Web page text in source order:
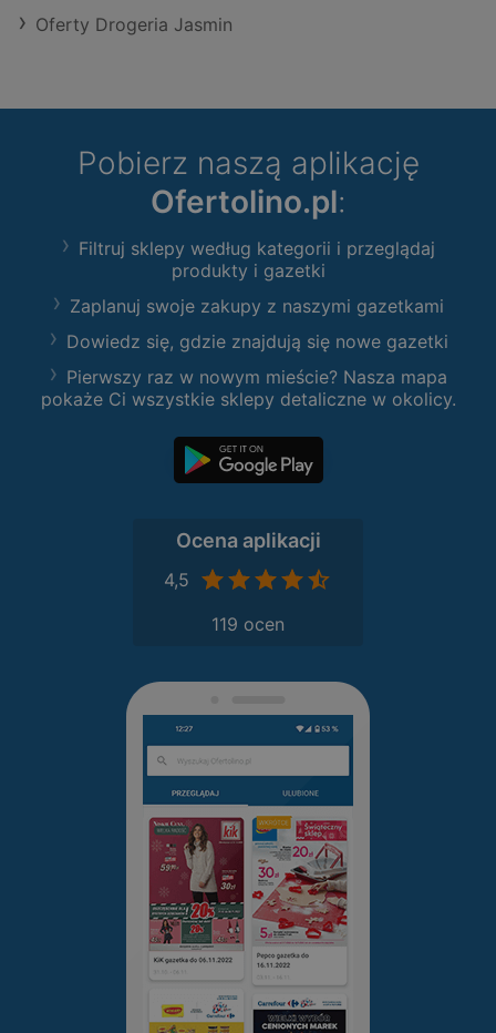
Oferty Drogeria Jasmin
Pobierz naszą aplikację
Ofertolino.pl:
Filtruj sklepy według kategorii i przeglądaj
produkty i gazetki
Zaplanuj swoje zakupy z naszymi gazetkami
Dowiedz się, gdzie znajdują się nowe gazetki
Pierwszy raz w nowym mieście? Nasza mapa
pokaże Ci wszystkie sklepy detaliczne w okolicy.
Ocena aplikacji
4,5
119 ocen